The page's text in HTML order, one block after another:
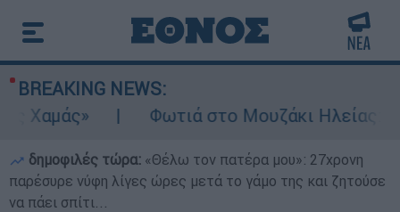
BREAKING NEWS:
Χαμάς»
Φωτιά στο Μουζάκι Ηλείας:
δημοφιλές τώρα: «Θέλω τον πατέρα μου»: 27χρονη
παρέσυρε νύφη λίγες ώρες μετά το γάμο της και ζητούσε
να πάει σπίτι...